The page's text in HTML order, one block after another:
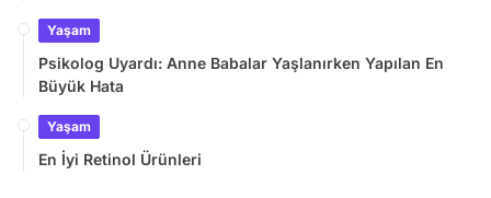
Yaşam
Psikolog Uyardı: Anne Babalar Yaşlanırken Yapılan En
Büyük Hata
Yaşam
En İyi Retinol Ürünleri